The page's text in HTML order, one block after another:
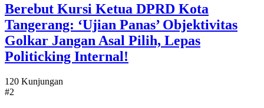
Berebut Kursi Ketua DPRD Kota
Tangerang: ‘Ujian Panas’ Objektivitas
Golkar Jangan Asal Pilih, Lepas
Politicking Internal!
120 Kunjungan
#2